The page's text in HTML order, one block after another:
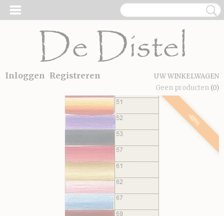
Inloggen Registreren
UW WINKELWAGEN
Geen producten (0)
-48%